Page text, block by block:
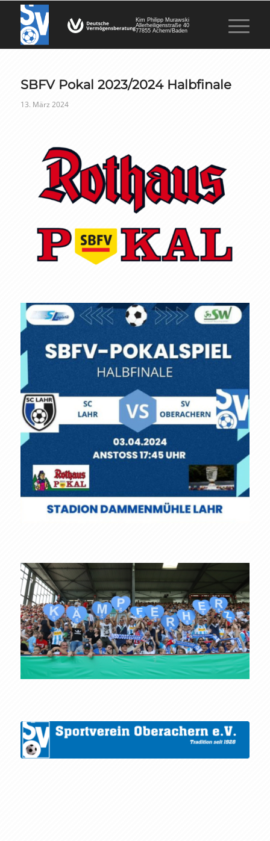
Kim Philipp Murawski
Allerheiligenstraße 40
77855 Achern/Baden
SBFV Pokal 2023/2024 Halbfinale
13. März 2024